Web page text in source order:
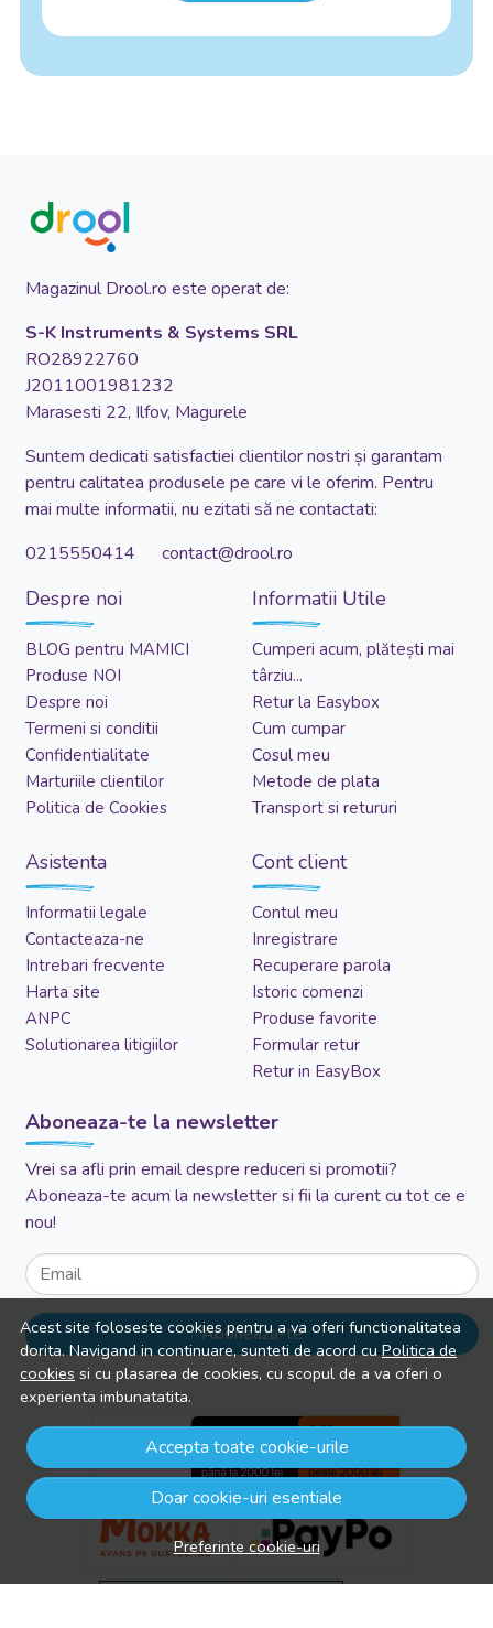
Acest site foloseste cookies pentru a va oferi functionalitatea
dorita. Navigand in continuare, sunteti de acord cuPolitica de
cookies si cu plasarea de cookies, cu scopul de a va oferi o
experienta imbunatatita.
Accepta toate cookie-urile
Doar cookie-uri esentiale
Preferinte cookie-uri
Magazinul Drool.ro este operat de:
S-K Instruments & Systems SRL
RO28922760
J2011001981232
Marasesti 22, Ilfov, Magurele
Suntem dedicati satisfactiei clientilor nostri și garantam
pentru calitatea produsele pe care vi le oferim. Pentru
mai multe informatii, nu ezitati să ne contactati:
0215550414 contact@drool.ro
Despre noi
BLOG pentru MAMICI
Produse NOI
Despre noi
Termeni si conditii
Confidentialitate
Marturiile clientilor
Politica de Cookies
Informatii Utile
Cumperi acum, plătești mai
târziu...
Retur la Easybox
Cum cumpar
Cosul meu
Metode de plata
Transport si retururi
Asistenta
Informatii legale
Contacteaza-ne
Intrebari frecvente
Harta site
ANPC
Solutionarea litigiilor
Cont client
Contul meu
Inregistrare
Recuperare parola
Istoric comenzi
Produse favorite
Formular retur
Retur in EasyBox
Aboneaza-te la newsletter
Vrei sa afli prin email despre reduceri si promotii?
Aboneaza-te acum la newsletter si fii la curent cu tot ce e
nou!
Email
Aboneaza-te